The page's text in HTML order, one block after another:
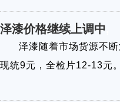
泽漆价格继续上调中
泽漆随着市场货源不
现统9元，全检片12-13元